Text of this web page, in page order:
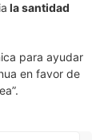
la santidad
para ayudar
en favor de